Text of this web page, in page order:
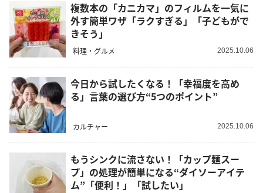
複数本の「カニカマ」のフィルムを一気に
外す簡単ワザ「ラクすぎる」「子どもがで
きそう」
料理・グルメ 2025.10.06
今日から試したくなる！「幸福度を高め
る」言葉の選び方“5つのポイント”
カルチャー 2025.10.06
もうシンクに流さない！「カップ麺スー
プ」の処理が簡単になる“ダイソーアイテ
ム”「便利！」「試したい」